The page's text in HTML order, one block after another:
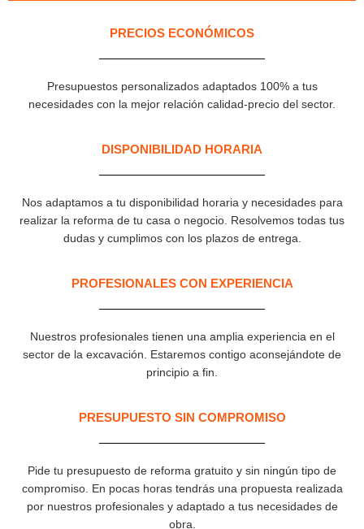
PRECIOS ECONÓMICOS
Presupuestos personalizados adaptados 100% a tus
necesidades con la mejor relación calidad-precio del sector.
DISPONIBILIDAD HORARIA
Nos adaptamos a tu disponibilidad horaria y necesidades para
realizar la reforma de tu casa o negocio. Resolvemos todas tus
dudas y cumplimos con los plazos de entrega.
PROFESIONALES CON EXPERIENCIA​
Nuestros profesionales tienen una amplia experiencia en el
sector de la excavación. Estaremos contigo aconsejándote de
principio a fin.
PRESUPUESTO SIN COMPROMISO
Pide tu presupuesto de reforma gratuito y sin ningún tipo de
compromiso. En pocas horas tendrás una propuesta realizada
por nuestros profesionales y adaptado a tus necesidades de
obra.